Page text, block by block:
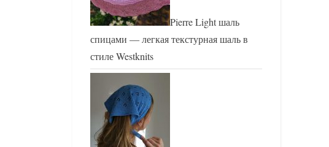
Pierre Light шаль
спицами — легкая текстурная шаль в
стиле Westknits